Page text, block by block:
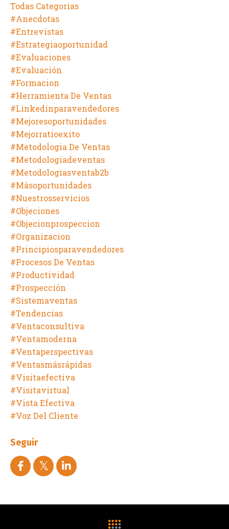
Todas Categorias
#anecdotas
#entrevistas
#estrategiaoportunidad
#evaluaciones
#evaluación
#formacion
#herramienta De Ventas
#linkedinparavendedores
#mejoresoportunidades
#mejorratioexito
#metodologia De Ventas
#metodologiadeventas
#metodologiasventab2b
#másoportunidades
#nuestrosservicios
#objeciones
#objecionprospeccion
#organizacion
#principiosparavendedores
#procesos De Ventas
#productividad
#prospección
#sistemaventas
#tendencias
#ventaconsultiva
#ventamoderna
#ventaperspectivas
#ventasmásrápidas
#visitaefectiva
#visitavirtual
#vista Efectiva
#voz Del Cliente
Seguir